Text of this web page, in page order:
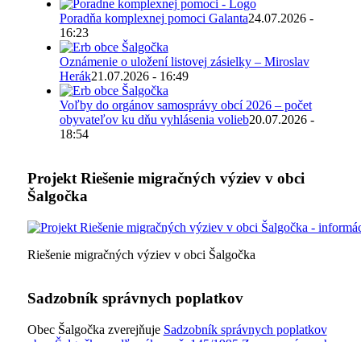
Poradňa komplexnej pomoci Galanta24.07.2026 -
16:23
Oznámenie o uložení listovej zásielky – Miroslav
Herák21.07.2026 - 16:49
Voľby do orgánov samosprávy obcí 2026 – počet
obyvateľov ku dňu vyhlásenia volieb20.07.2026 -
18:54
Projekt Riešenie migračných výziev v obci
Šalgočka
Riešenie migračných výziev v obci Šalgočka
Sadzobník správnych poplatkov
Obec Šalgočka zverejňuje Sadzobník správnych poplatkov